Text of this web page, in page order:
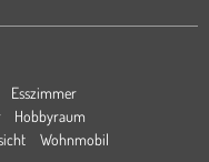
Esszimmer
Hobbyraum
Wohnmobil